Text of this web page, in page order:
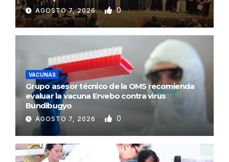
AGOSTO 7, 2026 0
VACUNAS
Grupo asesor técnico de la OMS recomienda
evaluar la vacuna Ervebo contra virus
Bundibugyo
AGOSTO 7, 2026 0